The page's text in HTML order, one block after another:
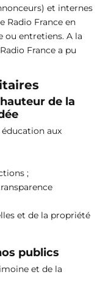
et internes
Radio France en
ou entretiens. A la
France a pu
de la
aux
;
et de la propriété
publics
et de la